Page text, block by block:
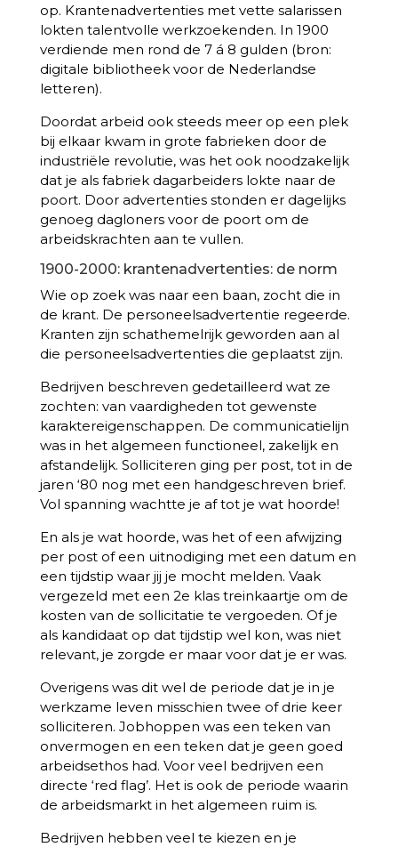
op. Krantenadvertenties met vette salarissen
lokten talentvolle werkzoekenden. In 1900
verdiende men rond de 7 á 8 gulden (bron:
digitale bibliotheek voor de Nederlandse
letteren).
Doordat arbeid ook steeds meer op een plek
bij elkaar kwam in grote fabrieken door de
industriële revolutie, was het ook noodzakelijk
dat je als fabriek dagarbeiders lokte naar de
poort. Door advertenties stonden er dagelijks
genoeg dagloners voor de poort om de
arbeidskrachten aan te vullen.
1900-2000: krantenadvertenties: de norm
Wie op zoek was naar een baan, zocht die in
de krant. De personeelsadvertentie regeerde.
Kranten zijn schathemelrijk geworden aan al
die personeelsadvertenties die geplaatst zijn.
Bedrijven beschreven gedetailleerd wat ze
zochten: van vaardigheden tot gewenste
karaktereigenschappen. De communicatielijn
was in het algemeen functioneel, zakelijk en
afstandelijk. Solliciteren ging per post, tot in de
jaren ‘80 nog met een handgeschreven brief.
Vol spanning wachtte je af tot je wat hoorde!
En als je wat hoorde, was het of een afwijzing
per post of een uitnodiging met een datum en
een tijdstip waar jij je mocht melden. Vaak
vergezeld met een 2e klas treinkaartje om de
kosten van de sollicitatie te vergoeden. Of je
als kandidaat op dat tijdstip wel kon, was niet
relevant, je zorgde er maar voor dat je er was.
Overigens was dit wel de periode dat je in je
werkzame leven misschien twee of drie keer
solliciteren. Jobhoppen was een teken van
onvermogen en een teken dat je geen goed
arbeidsethos had. Voor veel bedrijven een
directe ‘red flag’. Het is ook de periode waarin
de arbeidsmarkt in het algemeen ruim is.
Bedrijven hebben veel te kiezen en je